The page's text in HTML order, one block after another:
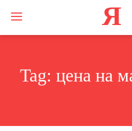
Я
Tag: цена на